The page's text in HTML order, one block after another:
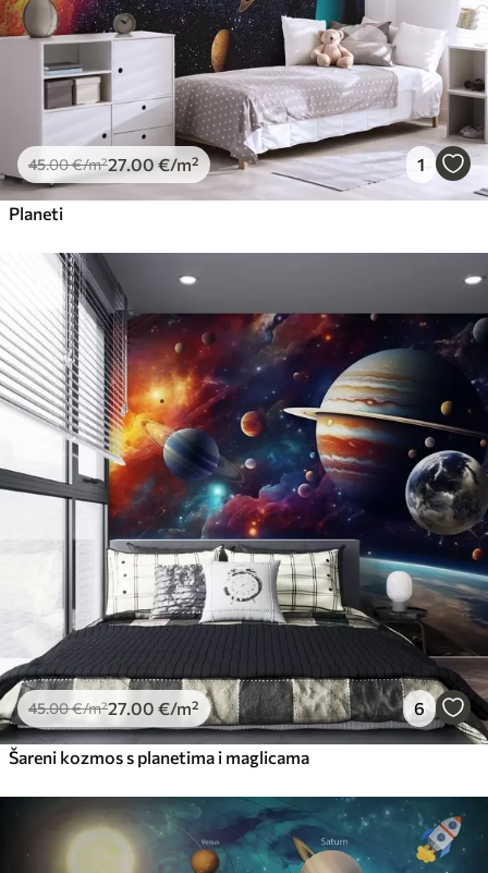
45.00€/m²27.00 €/m² 1
Planeti
45.00€/m²27 .00 €/m² 6
Šareni kozmos s planetima i maglicama